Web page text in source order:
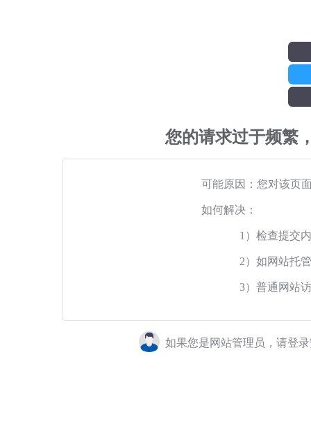
您的请求过于频繁
可能原因：您对该页
如何解决：
1）检查提交
2）如网站托
3）普通网站
如果您是网站管理员，请登